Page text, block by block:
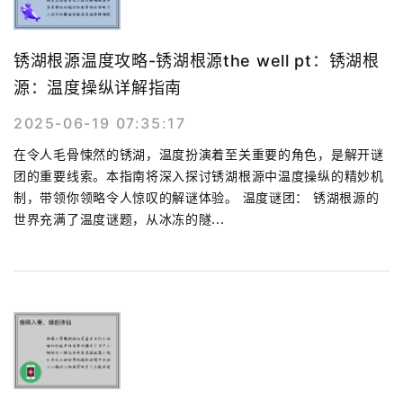
锈湖根源温度攻略-锈湖根源the well pt：锈湖根
源：温度操纵详解指南
2025-06-19 07:35:17
在令人毛骨悚然的锈湖，温度扮演着至关重要的角色，是解开谜
团的重要线索。本指南将深入探讨锈湖根源中温度操纵的精妙机
制，带领你领略令人惊叹的解谜体验。 温度谜团： 锈湖根源的
世界充满了温度谜题，从冰冻的隧...